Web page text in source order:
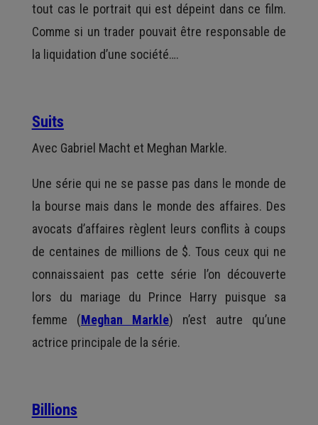
tout cas le portrait qui est dépeint dans ce film.
Comme si un trader pouvait être responsable de
la liquidation d’une société….
Suits
Avec Gabriel Macht et Meghan Markle.
Une série qui ne se passe pas dans le monde de
la bourse mais dans le monde des affaires. Des
avocats d’affaires règlent leurs conflits à coups
de centaines de millions de $. Tous ceux qui ne
connaissaient pas cette série l’on découverte
lors du mariage du Prince Harry puisque sa
femme (Meghan Markle) n’est autre qu’une
actrice principale de la série.
Billions